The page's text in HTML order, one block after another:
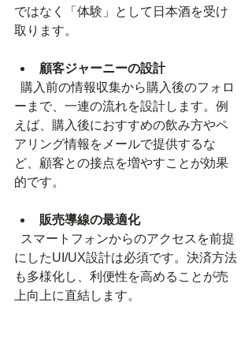
ではなく「体験」として日本酒を受け
取ります。
顧客ジャーニーの設計
ーまで、一連の流れを設計します。例
えば、購入後におすすめの飲み方やペ
アリング情報をメールで提供するな
ど、顧客との接点を増やすことが効果
的です。
販売導線の最適化
にしたUI/UX設計は必須です。決済方法
も多様化し、利便性を高めることが売
上向上に直結します。